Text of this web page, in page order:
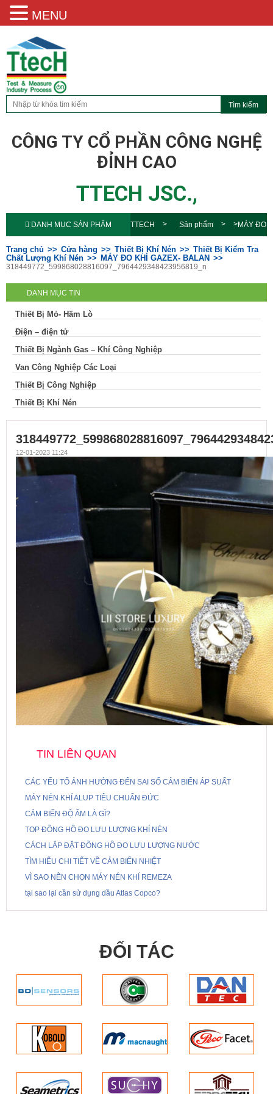
CÔNG TY CỔ PHẦN CÔNG NGHỆ
ĐỈNH CAO
TTECH JSC.,
DANH MỤC SẢN PHẨM TTECH Sản phẩm MÁY ĐO
KHÍ GAZEX-
BALAN
Trang chủ Cửa hàng Thiết Bị Khí Nén
Thiết Bị Kiểm Tra
Chất Lượng Khí Nén
MÁY ĐO KHÍ GAZEX- BALAN
318449772_599868028816097_7964429348423956819_n
DANH MỤC TIN
Thiết Bị Mỏ- Hầm Lò
Điện – điện tử
Thiết Bị Ngành Gas – Khí Công Nghiệp
Van Công Nghiệp Các Loại
Thiết Bị Công Nghiệp
Thiết Bị Khí Nén
12-01-2023 11:24
TIN LIÊN QUAN
CÁC YẾU TỐ ẢNH HƯỞNG ĐẾN SAI SỐ CẢM BIẾN ÁP SUẤT
MÁY NÉN KHÍ ALUP TIÊU CHUẨN ĐỨC
CẢM BIẾN ĐỘ ẨM LÀ GÌ?
TOP ĐỒNG HỒ ĐO LƯU LƯỢNG KHÍ NÉN
CÁCH LẮP ĐẶT ĐỒNG HỒ ĐO LƯU LƯỢNG NƯỚC
TÌM HIỂU CHI TIẾT VỀ CẢM BIẾN NHIỆT
VÌ SAO NÊN CHỌN MÁY NÉN KHÍ REMEZA
tại sao lại cần sử dụng dầu Atlas Copco?
ĐỐI TÁC
MENU